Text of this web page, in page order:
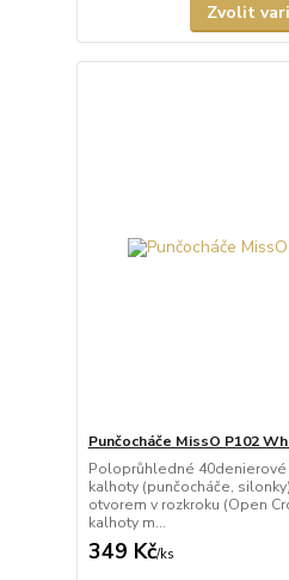
Zvolit
Punčocháče MissO P102
Poloprůhledné
kalhoty (punčocháče,
otvorem v rozkroku (Open
kalhoty m...
349 Kč/ks